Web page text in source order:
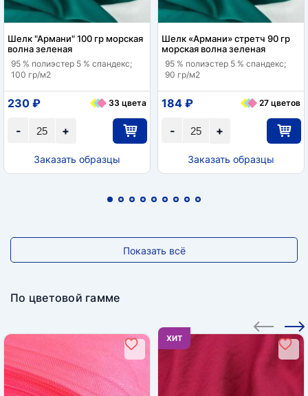
Шелк "Армани" 100 гр морская
волна зеленая
95 % полиэстер 5 % спандекс;
100 гр/м2
+
-
230 ₽ 33 цвета
Заказать образцы
Шелк «Армани» стретч 90 гр
морская волна зеленая
95 % полиэстер 5 % спандекс;
90 гр/м2
+
-
184 ₽ 27 цветов
Заказать образцы
Показать всё
По цветовой гамме
ХИТ